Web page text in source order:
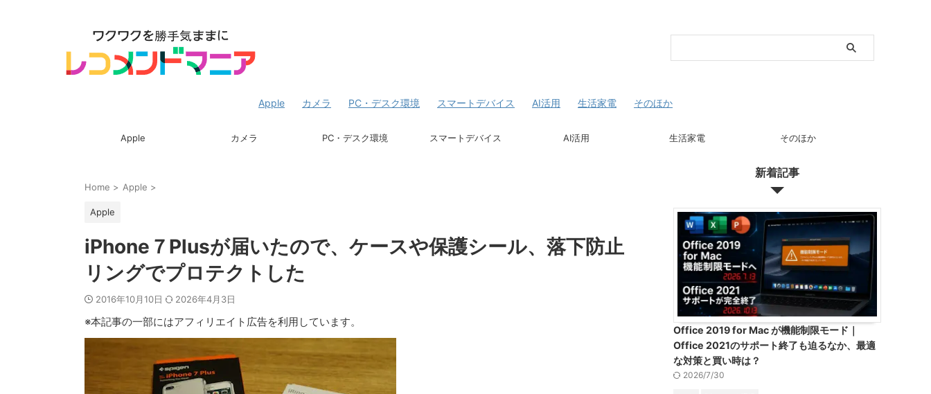
Apple カメラ PC・デスク環境 スマートデバイス AI活用 生活家電 そのほか
Apple カメラ PC・デスク環境 スマートデバイス AI活用 生活家電 そのほか
Home > Apple >
Apple
iPhone７Plusが届いたので、ケースや保護シール、落下防止
リングでプロテクトした
2016年10月10日 2026年4月3日
※本記事の一部にはアフィリエイト広告を利用しています。
新着記事
Office 2019 for Mac が機能制限モード｜
Office 2021のサポート終了も迫るなか、最適
な対策と買い時は？
2026/7/30